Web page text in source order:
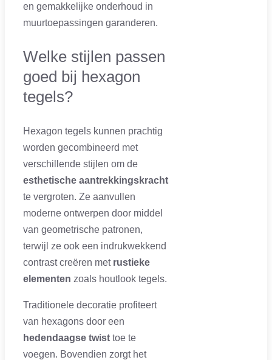
en gemakkelijke onderhoud in
muurtoepassingen garanderen.
Welke stijlen passen
goed bij hexagon
tegels?
Hexagon tegels kunnen prachtig
worden gecombineerd met
verschillende stijlen om de
esthetische aantrekkingskracht
te vergroten. Ze aanvullen
moderne ontwerpen door middel
van geometrische patronen,
terwijl ze ook een indrukwekkend
contrast creëren met rustieke
elementen zoals houtlook tegels.
Traditionele decoratie profiteert
van hexagons door een
hedendaagse twist toe te
voegen. Bovendien zorgt het